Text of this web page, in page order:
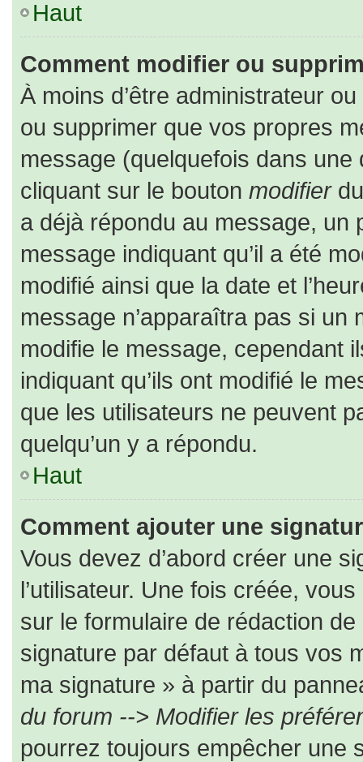
Haut
Comment modifier ou
À moins d’être administrateur
ou supprimer que vos propres
message (quelquefois dans
cliquant sur le bouton modifierdu
a déjà répondu au message, un
message indiquant qu’il a été
modifié ainsi que la date et
message n’apparaîtra pas si
modifie le message, cependant
indiquant qu’ils ont modifié le
que les utilisateurs ne peuvent
quelqu’un y a répondu.
Haut
Comment ajouter une
Vous devez d’abord créer une
l’utilisateur. Une fois créée,
sur le formulaire de rédaction
signature par défaut à tous vos
ma signature » à partir du
du forum --> Modifier les
pourrez toujours empêcher une